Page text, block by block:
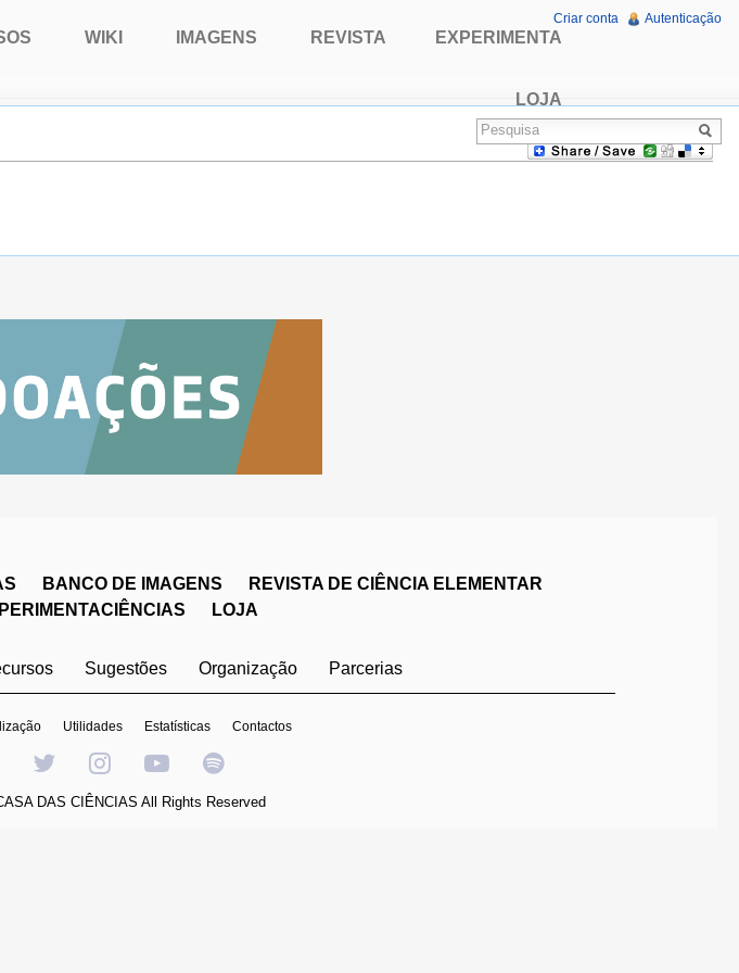
WIKI IMAGENS REVISTA EXPERIMENTA
LOJA
Criar conta Autenticação
BANCO DE IMAGENS
REVISTA DE CIÊNCIA ELEMENTAR
LOJA
Sugestões Organização Parcerias
Utilidades Estatísticas Contactos
DAS CIÊNCIAS All Rights Reserved